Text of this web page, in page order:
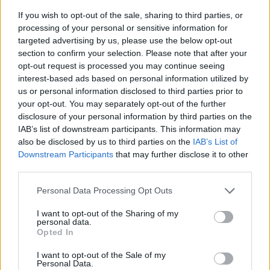
If you wish to opt-out of the sale, sharing to third parties, or
processing of your personal or sensitive information for
targeted advertising by us, please use the below opt-out
section to confirm your selection. Please note that after your
opt-out request is processed you may continue seeing
interest-based ads based on personal information utilized by
us or personal information disclosed to third parties prior to
your opt-out. You may separately opt-out of the further
disclosure of your personal information by third parties on the
IAB’s list of downstream participants. This information may
also be disclosed by us to third parties on the IAB’s List of
Downstream Participants that may further disclose it to other
Please note that this website/app uses one or more Google
not limited to your visit or usage behaviour. You may click to
grant or deny consent to Google and its third-party tags to
use your data for below specified purposes in below Google
consent section.
Personal Data Processing Opt Outs
I want to opt-out of the Sharing of my
personal data.
Opted In
I want to opt-out of the Sale of my
Personal Data.
elkövetett bűncselekmények
olimpiai bajnokai.”
A NOB hétfői közleményében
visszautasította a Klicskóéhoz hasonló
vádakat és kijelentette: kötelességének érzi,
hogy mind a 206 nemzet sportolóinak
biztosítsa a békés körülmények közötti
versenyzést. Emellett a bizottság azt is
kiemelte, hogy az alapvető emberi jogokat
nem korlátozhatja az útlevélben feltüntetett
A nyári olimpia sportágainak nemzetközi
szövetségeit összefogó szervezet (ASOIF)